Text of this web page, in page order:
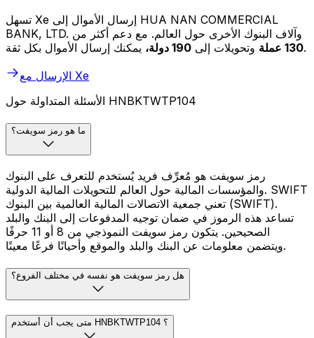
تسهل Xe إرسال الأموال إلى HUA NAN COMMERCIAL
BANK, LTD. وآلاف البنوك الأخرى حول العالم. مع دعم أكثر من
130 عملة
وتحويلات إلى 190 دولة،
يمكنك إرسال الأموال بكل ثقة.
الإرسال مع Xe
الأسئلة المتداولة حول HNBKTWTP104
ما هو رمز سويفت؟
رمز سويفت هو مُعرِّف فريد يُستخدم للتعرف على البنوك
والمؤسسات المالية حول العالم للتحويلات المالية الدولية. SWIFT
تعني جمعية الاتصالات المالية العالمية بين البنوك (SWIFT).
تساعد هذه الرموز في ضمان توجيه المدفوعات إلى البنك والبلد
الصحيحين. يتكون رمز سويفت النموذجي من 8 أو 11 حرفًا
ويتضمن معلومات عن البنك والبلد والموقع وأحيانًا فرعًا معينًا.
هل رمز سويفت هو نفسه في مختلف الفروع؟
متى يجب أن أستخدم HNBKTWTP104 ؟